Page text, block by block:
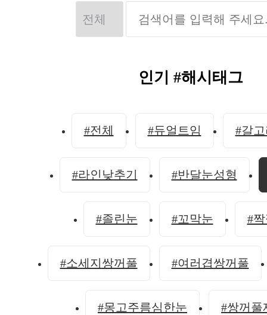
인기 #해시태그
#전체 #듀얼트임 #갈
#라인낮추기 #반달눈성형
#졸린눈 #꼬막눈 #
#소세지쌍꺼풀 #여러겹쌍꺼풀
#몽고주름심한눈 #쌍꺼풀